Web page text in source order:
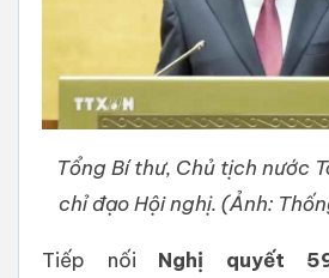
Tổng Bí thư, Chủ tịch nước
chỉ đạo Hội nghị. (Ảnh:
Tiếp nối Nghị quyết